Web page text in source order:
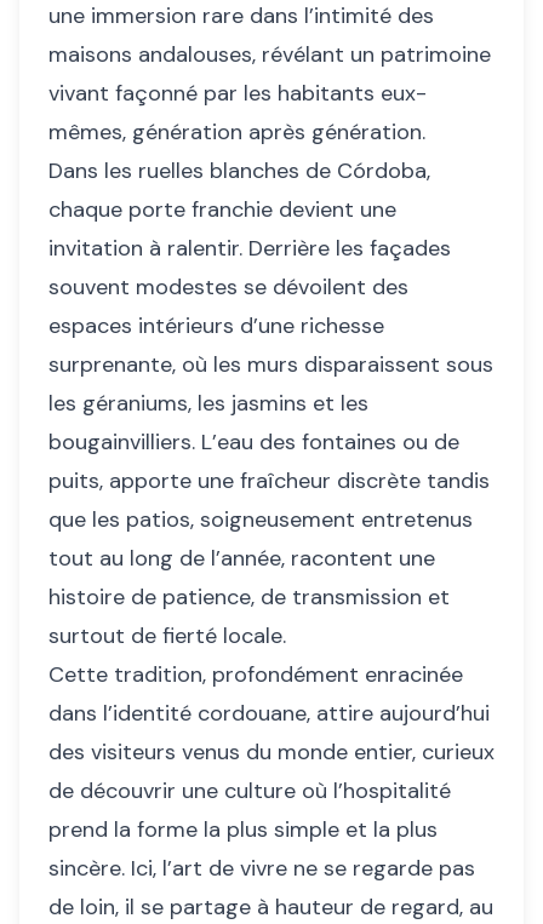
une immersion rare dans l’intimité des
maisons andalouses, révélant un patrimoine
vivant façonné par les habitants eux-
mêmes, génération après génération.
Dans les ruelles blanches de Córdoba,
chaque porte franchie devient une
invitation à ralentir. Derrière les façades
souvent modestes se dévoilent des
espaces intérieurs d’une richesse
surprenante, où les murs disparaissent sous
les géraniums, les jasmins et les
bougainvilliers. L’eau des fontaines ou de
puits, apporte une fraîcheur discrète tandis
que les patios, soigneusement entretenus
tout au long de l’année, racontent une
histoire de patience, de transmission et
surtout de fierté locale.
Cette tradition, profondément enracinée
dans l’identité cordouane, attire aujourd’hui
des visiteurs venus du monde entier, curieux
de découvrir une culture où l’hospitalité
prend la forme la plus simple et la plus
sincère. Ici, l’art de vivre ne se regarde pas
de loin, il se partage à hauteur de regard, au